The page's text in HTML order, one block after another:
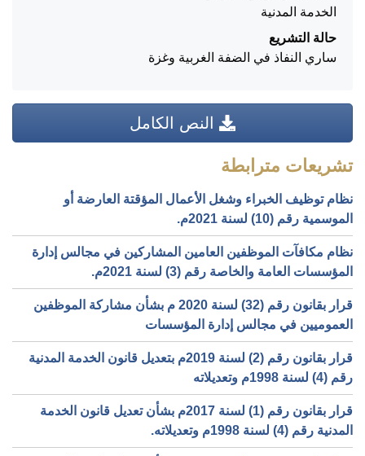
الخدمة المدنية
حالة التشريع
ساري النفاذ في الضفة الغربية وغزة
النص الكامل
تشريعات مترابطة
نظام توظيف الخبراء وشغل الأعمال المؤقتة العارضة أو
الموسمية رقم (10) لسنة 2021م.
نظام مكافآت الموظفين العامين المشاركين في مجالس إدارة
المؤسسات العامة والخاصة رقم (3) لسنة 2021م.
قرار بقانون رقم (32) لسنة 2020 م بشأن مشاركة الموظفين
العموميين في مجالس إدارة المؤسسات
قرار بقانون رقم (2) لسنة 2019م بتعديل قانون الخدمة المدنية
رقم (4) لسنة 1998م وتعديلاته
قرار بقانون رقم (1) لسنة 2017م بشأن تعديل قانون الخدمة
المدنية رقم (4) لسنة 1998م وتعديلاته.